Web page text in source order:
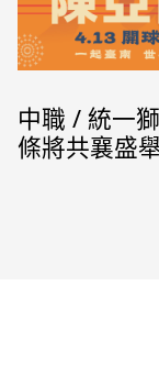
中職 / 統一
條將共襄盛